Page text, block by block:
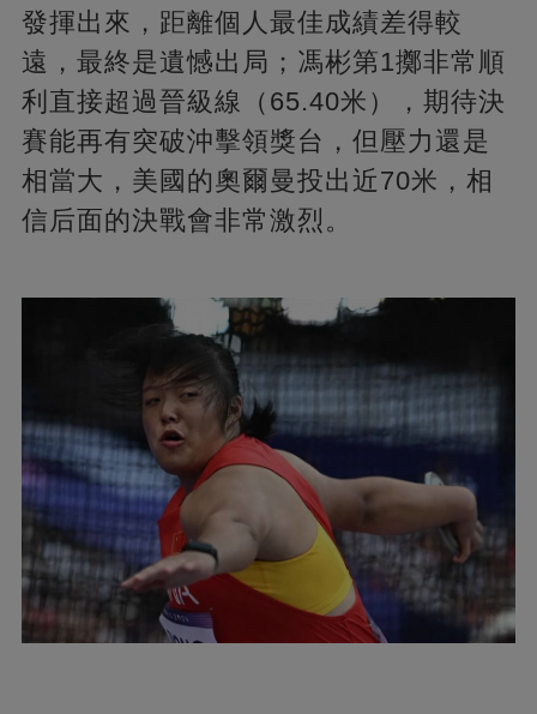
發揮出來，距離個人最佳成績差得較
遠，最終是遺憾出局；馮彬第1擲非常順
利直接超過晉級線（65.40米），期待決
賽能再有突破沖擊領獎台，但壓力還是
相當大，美國的奧爾曼投出近70米，相
信后面的決戰會非常激烈。